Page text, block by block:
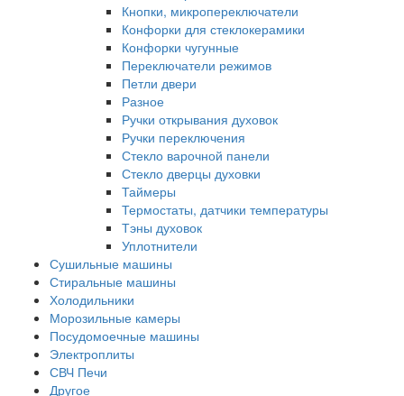
Кнопки, микропереключатели
Конфорки для стеклокерамики
Конфорки чугунные
Переключатели режимов
Петли двери
Разное
Ручки открывания духовок
Ручки переключения
Стекло варочной панели
Стекло дверцы духовки
Таймеры
Термостаты, датчики температуры
Тэны духовок
Уплотнители
Сушильные машины
Стиральные машины
Холодильники
Морозильные камеры
Посудомоечные машины
Электроплиты
СВЧ Печи
Другое